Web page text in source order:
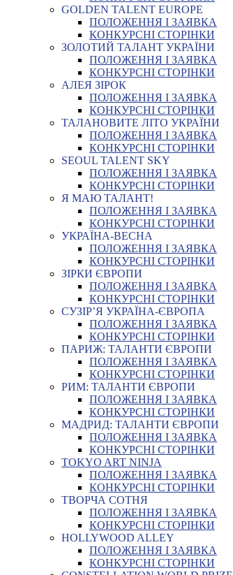
GOLDEN TALENT EUROPE
ПОЛОЖЕННЯ І ЗАЯВКА
КОНКУРСНІ СТОРІНКИ
ЗОЛОТИЙ ТАЛАНТ УКРАЇНИ
ПОЛОЖЕННЯ І ЗАЯВКА
КОНКУРСНІ СТОРІНКИ
АЛЕЯ ЗІРОК
ПОЛОЖЕННЯ І ЗАЯВКА
КОНКУРСНІ СТОРІНКИ
ТАЛАНОВИТЕ ЛІТО УКРАЇНИ
ПОЛОЖЕННЯ І ЗАЯВКА
КОНКУРСНІ СТОРІНКИ
SEOUL TALENT SKY
ПОЛОЖЕННЯ І ЗАЯВКА
КОНКУРСНІ СТОРІНКИ
Я МАЮ ТАЛАНТ!
ПОЛОЖЕННЯ І ЗАЯВКА
КОНКУРСНІ СТОРІНКИ
УКРАЇНА-ВЕСНА
ПОЛОЖЕННЯ І ЗАЯВКА
КОНКУРСНІ СТОРІНКИ
ЗІРКИ ЄВРОПИ
ПОЛОЖЕННЯ І ЗАЯВКА
КОНКУРСНІ СТОРІНКИ
СУЗІР’Я УКРАЇНА-ЄВРОПА
ПОЛОЖЕННЯ І ЗАЯВКА
КОНКУРСНІ СТОРІНКИ
ПАРИЖ: ТАЛАНТИ ЄВРОПИ
ПОЛОЖЕННЯ І ЗАЯВКА
КОНКУРСНІ СТОРІНКИ
РИМ: ТАЛАНТИ ЄВРОПИ
ПОЛОЖЕННЯ І ЗАЯВКА
КОНКУРСНІ СТОРІНКИ
МАДРИД: ТАЛАНТИ ЄВРОПИ
ПОЛОЖЕННЯ І ЗАЯВКА
КОНКУРСНІ СТОРІНКИ
TOKYO ART NINJA
ПОЛОЖЕННЯ І ЗАЯВКА
КОНКУРСНІ СТОРІНКИ
ТВОРЧА СОТНЯ
ПОЛОЖЕННЯ І ЗАЯВКА
КОНКУРСНІ СТОРІНКИ
HOLLYWOOD ALLEY
ПОЛОЖЕННЯ І ЗАЯВКА
КОНКУРСНІ СТОРІНКИ